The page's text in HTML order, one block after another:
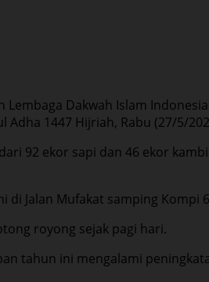
Dakwah Islam
1447 Hijriah, Rabu (27/5/
92 ekor sapi dan 46 ekor
Jalan Mufakat samping Kompi
royong sejak pagi hari.
tahun ini mengalami